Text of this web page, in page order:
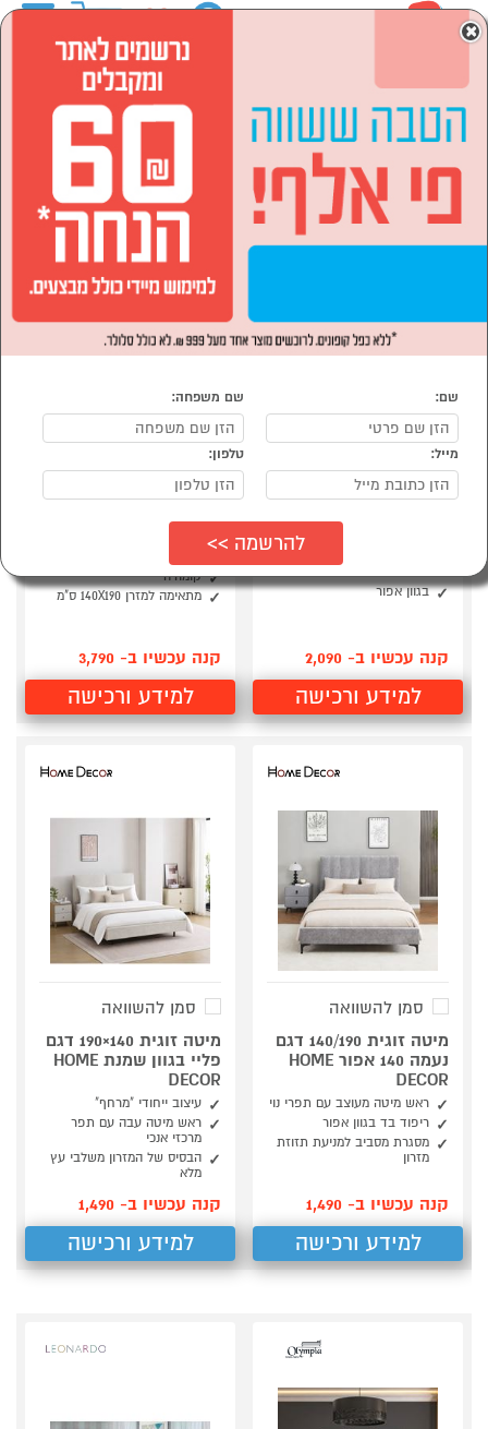
מיטות זוגיות
מיטות זוגיות
מיטה זוגית 160x200 מעץ
נעים
בגוון אפור
קנה עכשיו ב- 2,090
למידע ורכישה
חדר שינה כולל מיטה
וקומודה BRAON
קומודה
מתאימה למזרן 140X190 ס"מ
קנה עכשיו ב- 3,790
למידע ורכישה
סמן להשוואה
מיטה זוגית 140/190 דגם
נעמה 140 אפור HOME
DECOR
ראש מיטה מעוצב עם תפרי נוי
ריפוד בד בגוון אפור
מסגרת מסביב למניעת תזוזת
מזרון
קנה עכשיו ב- 1,490
למידע ורכישה
סמן להשוואה
מיטה זוגית 140×190 דגם
פליי בגוון שמנת HOME
DECOR
עיצוב ייחודי "מרחף"
ראש מיטה עבה עם תפר
מרכזי אנכי
הבסיס של המזרון משלבי עץ
מלא
קנה עכשיו ב- 1,490
למידע ורכישה
×
שם: שם משפחה:
מייל: טלפון: